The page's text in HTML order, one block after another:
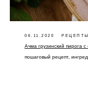
06.11.2020 РЕЦЕПТЫ
Ачма грузинский пирога
пошаговый рецепт,